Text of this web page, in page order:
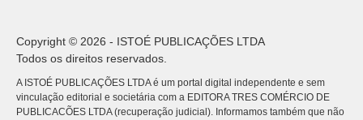
Copyright © 2026 - ISTOÉ PUBLICAÇÕES LTDA
Todos os direitos reservados.
A ISTOÉ PUBLICAÇÕES LTDA é um portal digital independente e sem
vinculação editorial e societária com a EDITORA TRES COMÉRCIO DE
PUBLICACÕES LTDA (recuperação judicial). Informamos também que não